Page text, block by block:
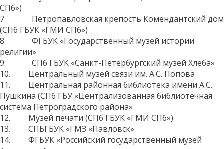
СПб»)
7. Петропавловская крепость Комендантский дом
(СПб ГБУК «ГМИ СПб»)
8. ФГБУК «Государственный музей истории
религии»
9. СПб ГБУК «Санкт-Петербургский музей Хлеба»
10. Центральный музей связи им. А.С. Попова
11. Центральная районная библиотека имени А.С.
Пушкина (СПб ГБУ «Централизованная библиотечная
система Петроградского района»
12. Музей печати (СПб ГБУК «ГМИ СПб»)
13. СПБГБУК «ГМЗ «Павловск»
14. ФГБУК «Российский государственный музей